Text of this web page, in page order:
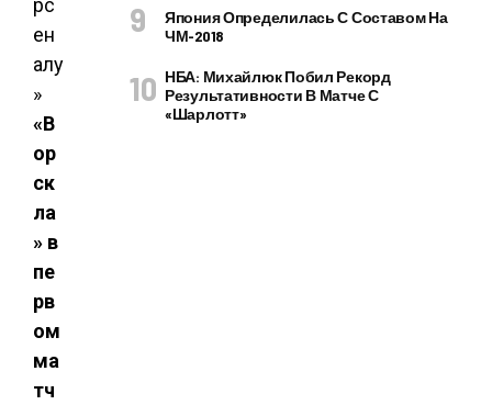
«В
ор
ск
ла
» в
пе
рв
ом
ма
тч
Япония Определилась С Составом На
ЧМ-2018
НБА: Михайлюк Побил Рекорд
Результативности В Матче С
«Шарлотт»